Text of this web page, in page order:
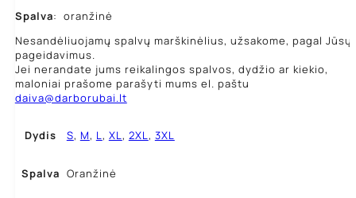
Spalva: oranžinė
Nesandėliuojamų spalvų marškinėlius, užsakome, pagal Jūsų
pageidavimus.
Jei nerandate jums reikalingos spalvos, dydžio ar kiekio,
maloniai prašome parašyti mums el. paštu
daiva@darborubai.lt
Dydis S, M, L, XL, 2XL, 3XL
Spalva Oranžinė